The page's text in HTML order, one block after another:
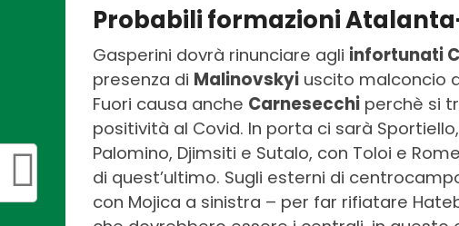
Probabili formazioni
Gasperini dovrà rinunciare agli infortunati
presenza di Malinovskyi uscito malconcio
Fuori causa anche Carnesecchi perchè si
positività al Covid. In porta ci sarà
Palomino, Djimsiti e Sutalo, con Toloi e
di quest’ultimo. Sugli esterni di
con Mojica a sinistra – per far rifiatare